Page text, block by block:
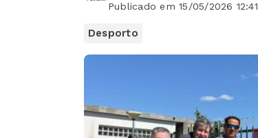
Publicado em 15/05/2026 12:41
Desporto